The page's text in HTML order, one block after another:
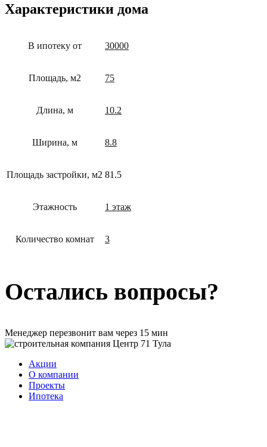
Характеристики дома
В ипотеку от 30000
Площадь, м2 75
Длина, м 10.2
Ширина, м 8.8
Площадь застройки, м2 81.5
Этажность 1 этаж
Количество комнат 3
Остались вопросы?
Менеджер перезвонит вам через 15 мин
Акции
О компании
Проекты
Ипотека